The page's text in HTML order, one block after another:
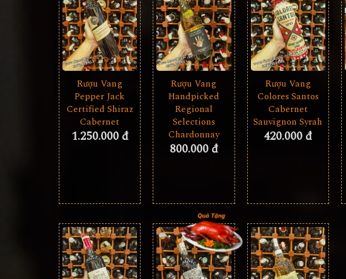
Rượu Vang
Pepper Jack
Certified Shiraz
Cabernet
1.250.000 đ
Rượu Vang
Handpicked
Regional
Selections
Chardonnay
800.000 đ
Rượu Vang
Colores Santos
Cabernet
Sauvignon Syrah
420.000 đ